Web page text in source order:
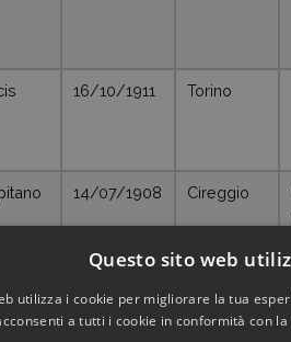
16/10/1911 Torino
14/07/1908 Cireggio
04/12/1915 Ranica
Questo sito web
utilizza i cookie per migliorare la tua
a tutti i cookie in conformità con